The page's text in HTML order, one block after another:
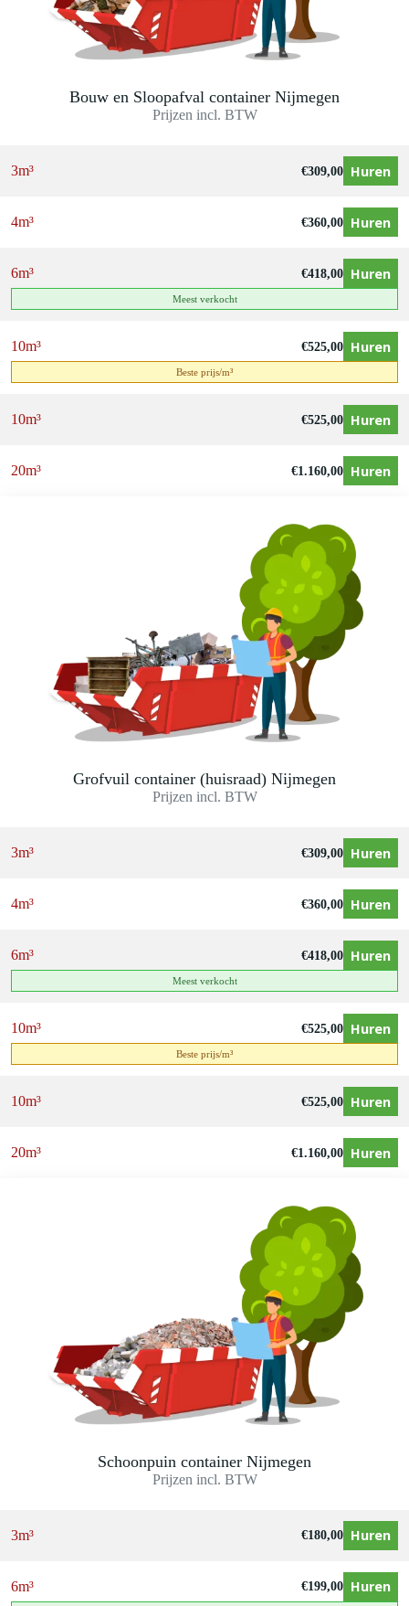
Bouw en Sloopafval container Nijmegen
Prijzen incl. BTW
3m³ €309,00 Huren
4m³ €360,00 Huren
6m³ €418,00 Huren
Meest verkocht
10m³ €525,00 Huren
Beste prijs/m³
10m³ €525,00 Huren
20m³ €1.160,00 Huren
Grofvuil container (huisraad) Nijmegen
Prijzen incl. BTW
3m³ €309,00 Huren
4m³ €360,00 Huren
6m³ €418,00 Huren
Meest verkocht
10m³ €525,00 Huren
Beste prijs/m³
10m³ €525,00 Huren
20m³ €1.160,00 Huren
Schoonpuin container Nijmegen
Prijzen incl. BTW
3m³ €180,00 Huren
6m³ €199,00 Huren